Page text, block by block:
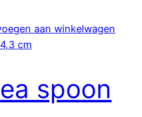
aan winkelwagen
spoon